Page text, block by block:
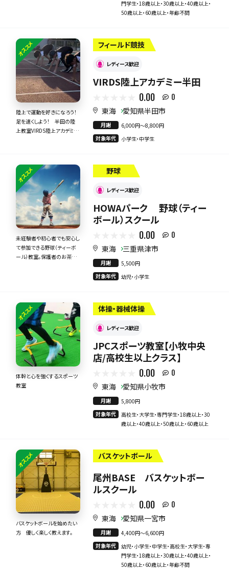
門学生・18歳以上・30歳以上・40歳以上・
50歳以上・60歳以上・年齢不問
オススメ
陸上で運動を好きになろう！
足を速くしよう！ 半田の陸
上教室VIRDS陸上アカデミー
フィールド競技
レディース歓迎
VIRDS陸上アカデミー半田
0.00 0
東海 愛知県半田市
月謝
6,000円〜8,800円
対象年代
小学生・中学生
オススメ
未経験者や初心者でも安心し
て参加できる野球（ティーボ
ール）教室。保護者のお茶当
野球
レディース歓迎
HOWAパーク 野球（ティー
ボール）スクール
0.00 0
東海 三重県津市
月謝
5,500円
対象年代
幼児・小学生
オススメ
体幹と心を強くするスポーツ
教室
体操・器械体操
レディース歓迎
JPCスポーツ教室【小牧中央
店/高校生以上クラス】
0.00 0
東海 愛知県小牧市
月謝
5,800円
対象年代
高校生・大学生・専門学生・18歳以上・30
歳以上・40歳以上・50歳以上・60歳以上
オススメ
バスケットボールを始めたい
方 優しく楽しく教えます。
バスケットボール
尾州BASE バスケットボー
ルスクール
0.00 0
東海 愛知県一宮市
月謝
4,400円〜6,600円
対象年代
幼児・小学生・中学生・高校生・大学生・専
門学生・18歳以上・30歳以上・40歳以上・
50歳以上・60歳以上・年齢不問